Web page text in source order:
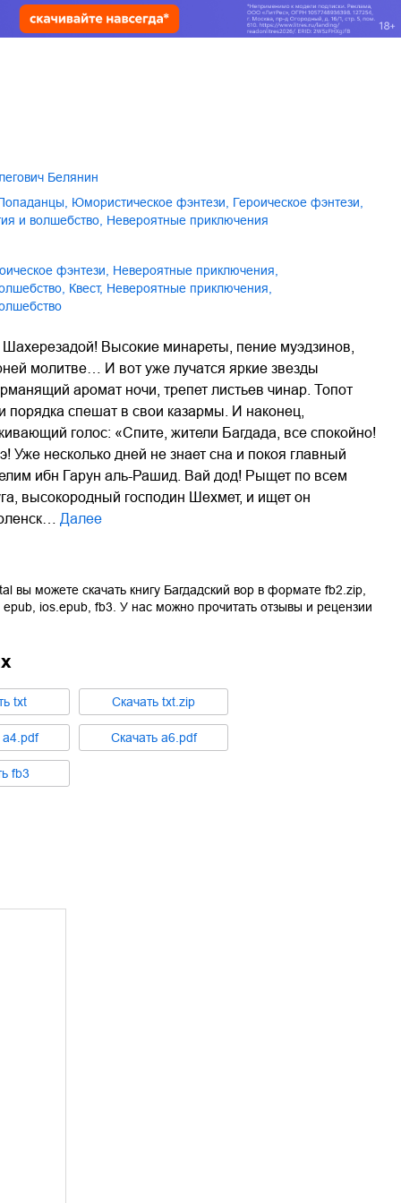
Белянин
попаданцы юмористическое фэнтези героическое фэнтези
и волшебство
невероятные приключения
фэнтези невероятные приключения
Квест, Невероятные приключения
Высокие минареты, пение муэдзинов,
молитве… И вот уже лучатся яркие звезды
аромат ночи, трепет листьев чинар. Топот
порядка спешат в свои казармы. И наконец,
голос: «Спите, жители Багдада, все спокойно!
несколько дней не знает сна и покоя главный
ибн Гарун аль-Рашид. Вай дод! Рыщет по всем
высокородный господин Шехмет, и ищет он
Далее
вы можете скачать книгу Багдадский вор в формате fb2.zip
epub ios.epub fb3 . У нас можно прочитать отзывы и рецензии
txt Cкачать txt.zip
a4.pdf Cкачать a6.pdf
fb3